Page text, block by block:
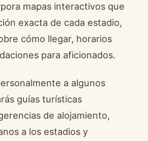
mapas interactivos que
exacta de cada estadio,
cómo llegar, horarios
para aficionados.
a algunos
guías turísticas
de alojamiento,
a los estadios y